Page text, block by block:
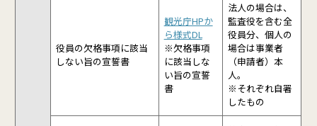
役員の欠格事項に該当
しない旨の宣誓書
観光庁HPか
ら様式DL
※欠格事項
に該当しな
い旨の宣誓
書
法人の場合は、
監査役を含む全
役員分、個人の
場合は事業者
（申請者）本
人。
※それぞれ自署
したもの